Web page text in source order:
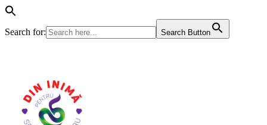
Search for: Search Button